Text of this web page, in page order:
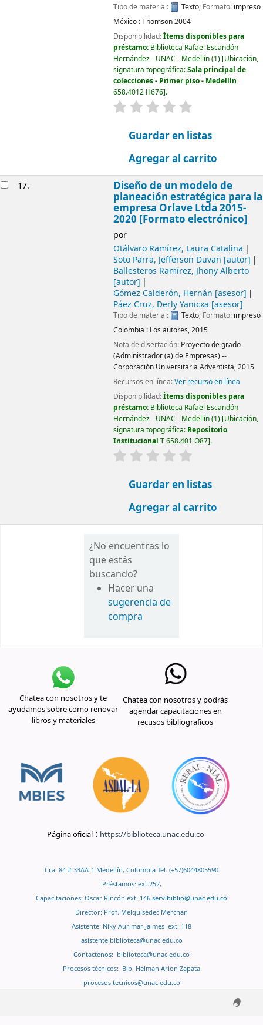
Tipo de material:
Texto; Formato: impreso
México :Thomson2004
Disponibilidad:Ítems disponibles para
préstamo: Biblioteca Rafael Escandón
Hernández - UNAC - Medellín(1) Ubicación,
signatura topográfica:Sala principal de
colecciones - Primer piso - Medellín
658.4012 H676 .
valoración
Guardar en listas
Agregar al carrito
17. Diseño de un modelo de
planeación estratégica para la
empresa Orlave Ltda 2015-
2020 [Formato electrónico]
por
Otálvaro Ramírez, Laura Catalina
Soto Parra, Jefferson Duvan [autor]
Ballesteros Ramírez, Jhony Alberto
[autor]
Gómez Calderón, Hernán [asesor]
Páez Cruz, Derly Yanicxa [asesor]
Tipo de material: Texto; Formato: impreso
Colombia : Los autores,2015
Nota de disertación: Proyecto de grado
(Administrador (a) de Empresas) --
Corporación Universitaria Adventista, 2015
Recursos en línea:Ver recurso en línea
Disponibilidad:Ítems disponibles para
préstamo: Biblioteca Rafael Escandón
Hernández - UNAC - Medellín(1) Ubicación,
signatura topográfica: Repositorio
Institucional T 658.401 O87 .
valoración
Guardar en listas
Agregar al carrito
¿No encuentras lo
que estás
buscando?
Hacer una
sugerencia de
compra
Chatea con nosotros y te
ayudamos sobre como renovar
libros y materiales
Chatea con nosotros y podrás
agendar capacitaciones en
recusos bibliograficos
Página oficial : https://biblioteca.unac.edu.co
Cra. 84 # 33AA-1 Medellín, Colombia Tel. (+57)6044805590
Préstamos: ext 252,
Capacitaciones: Oscar Rincón ext. 146 servibiblio@unac.edu.co
Director: Prof. Melquisedec Merchan
Asistente: Niky Aurimar Jaimes ext. 118
asistente.biblioteca@unac.edu.co
Contactenos: biblioteca@unac.edu.co
Procesos técnicos: Bib. Helman Arion Zapata
procesos.tecnicos@unac.edu.co